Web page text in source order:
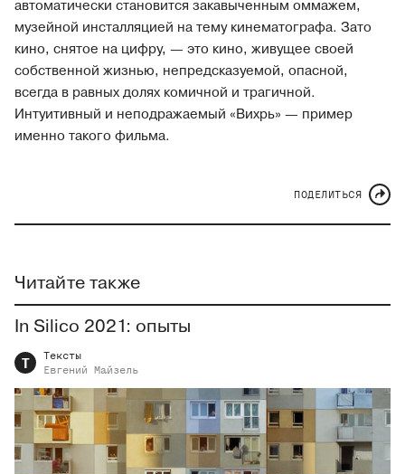
автоматически становится закавыченным оммажем,
музейной инсталляцией на тему кинематографа. Зато
кино, снятое на цифру, — это кино, живущее своей
собственной жизнью, непредсказуемой, опасной,
всегда в равных долях комичной и трагичной.
Интуитивный и неподражаемый «Вихрь» — пример
именно такого фильма.
ПОДЕЛИТЬСЯ
Читайте также
In Silico 2021: опыты
Т
Тексты
Евгений
Майзель